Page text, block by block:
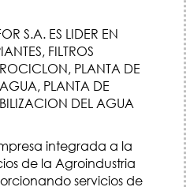
S.A. ES LIDER EN
FILTROS
PLANTA DE
PLANTA DE
DEL AGUA
integrada a la
de la Agroindustria
servicios de